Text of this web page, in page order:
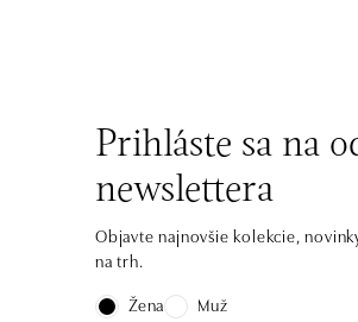
Prihláste sa na
newslettera
Objavte najnovšie kolekcie,
na trh.
Žena
Muž